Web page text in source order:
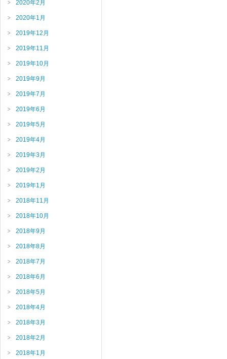
2020年2月
2020年1月
2019年12月
2019年11月
2019年10月
2019年9月
2019年7月
2019年6月
2019年5月
2019年4月
2019年3月
2019年2月
2019年1月
2018年11月
2018年10月
2018年9月
2018年8月
2018年7月
2018年6月
2018年5月
2018年4月
2018年3月
2018年2月
2018年1月